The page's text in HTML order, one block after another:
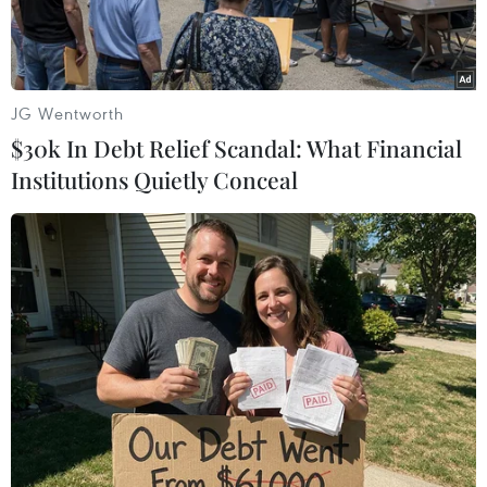
Cảnh sát và người dân cố gắng dập tắt đám cháy tại một nhà
hàng ở thị trấn Huancane của Peru khiến 10 học sinh thiệt
mạng. (Nguồn: Yahoo News)
Sáng 5/12 theo giờ Hà Nội, hỏa hoạn nghiêm
trọng đã xảy ra tại một nhà hàng ở thành phố
JG Wentworth
$30k In Debt Relief Scandal: What Financial
Institutions Quietly Conceal